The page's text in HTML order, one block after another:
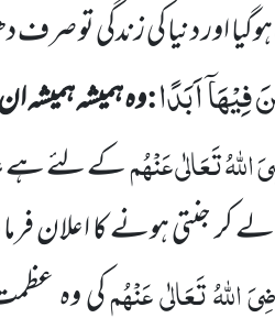
اور دنیا کی زندگی تو
اَبَدًا:وہ ہمیشہ
تَعَالٰی عَنْہُمکے لئے ہے،
کر جنتی ہونے کا اعلان
اللہُ تَعَالٰی عَنْہُمکی وہ